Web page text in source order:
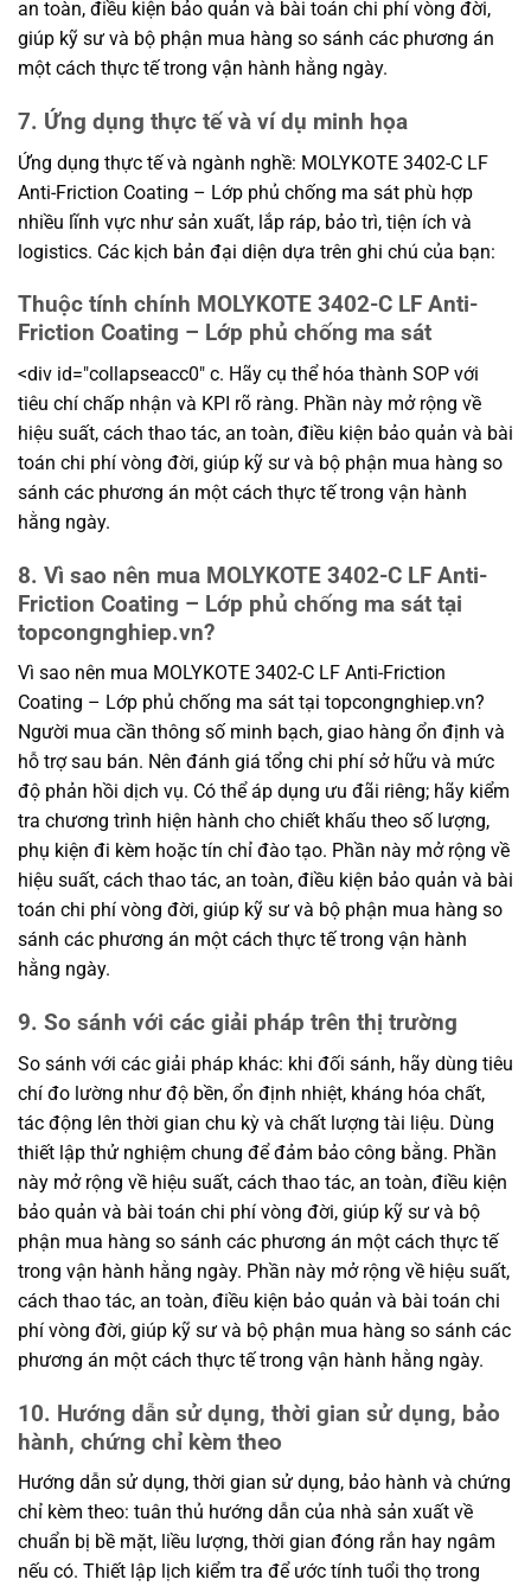
an toàn, điều kiện bảo quản và bài toán chi phí vòng đời,
giúp kỹ sư và bộ phận mua hàng so sánh các phương án
một cách thực tế trong vận hành hằng ngày.
7. Ứng dụng thực tế và ví dụ minh họa
Ứng dụng thực tế và ngành nghề: MOLYKOTE 3402-C LF
Anti-Friction Coating – Lớp phủ chống ma sát phù hợp
nhiều lĩnh vực như sản xuất, lắp ráp, bảo trì, tiện ích và
logistics. Các kịch bản đại diện dựa trên ghi chú của bạn:
Thuộc tính chính MOLYKOTE 3402-C LF Anti-
Friction Coating – Lớp phủ chống ma sát
<div id="collapseacc0" c. Hãy cụ thể hóa thành SOP với
tiêu chí chấp nhận và KPI rõ ràng. Phần này mở rộng về
hiệu suất, cách thao tác, an toàn, điều kiện bảo quản và bài
toán chi phí vòng đời, giúp kỹ sư và bộ phận mua hàng so
sánh các phương án một cách thực tế trong vận hành
hằng ngày.
8. Vì sao nên mua MOLYKOTE 3402-C LF Anti-
Friction Coating – Lớp phủ chống ma sát tại
topcongnghiep.vn?
Vì sao nên mua MOLYKOTE 3402-C LF Anti-Friction
Coating – Lớp phủ chống ma sát tại topcongnghiep.vn?
Người mua cần thông số minh bạch, giao hàng ổn định và
hỗ trợ sau bán. Nên đánh giá tổng chi phí sở hữu và mức
độ phản hồi dịch vụ. Có thể áp dụng ưu đãi riêng; hãy kiểm
tra chương trình hiện hành cho chiết khấu theo số lượng,
phụ kiện đi kèm hoặc tín chỉ đào tạo. Phần này mở rộng về
hiệu suất, cách thao tác, an toàn, điều kiện bảo quản và bài
toán chi phí vòng đời, giúp kỹ sư và bộ phận mua hàng so
sánh các phương án một cách thực tế trong vận hành
hằng ngày.
9. So sánh với các giải pháp trên thị trường
So sánh với các giải pháp khác: khi đối sánh, hãy dùng tiêu
chí đo lường như độ bền, ổn định nhiệt, kháng hóa chất,
tác động lên thời gian chu kỳ và chất lượng tài liệu. Dùng
thiết lập thử nghiệm chung để đảm bảo công bằng. Phần
này mở rộng về hiệu suất, cách thao tác, an toàn, điều kiện
bảo quản và bài toán chi phí vòng đời, giúp kỹ sư và bộ
phận mua hàng so sánh các phương án một cách thực tế
trong vận hành hằng ngày. Phần này mở rộng về hiệu suất,
cách thao tác, an toàn, điều kiện bảo quản và bài toán chi
phí vòng đời, giúp kỹ sư và bộ phận mua hàng so sánh các
phương án một cách thực tế trong vận hành hằng ngày.
10. Hướng dẫn sử dụng, thời gian sử dụng, bảo
hành, chứng chỉ kèm theo
Hướng dẫn sử dụng, thời gian sử dụng, bảo hành và chứng
chỉ kèm theo: tuân thủ hướng dẫn của nhà sản xuất về
chuẩn bị bề mặt, liều lượng, thời gian đóng rắn hay ngâm
nếu có. Thiết lập lịch kiểm tra để ước tính tuổi thọ trong